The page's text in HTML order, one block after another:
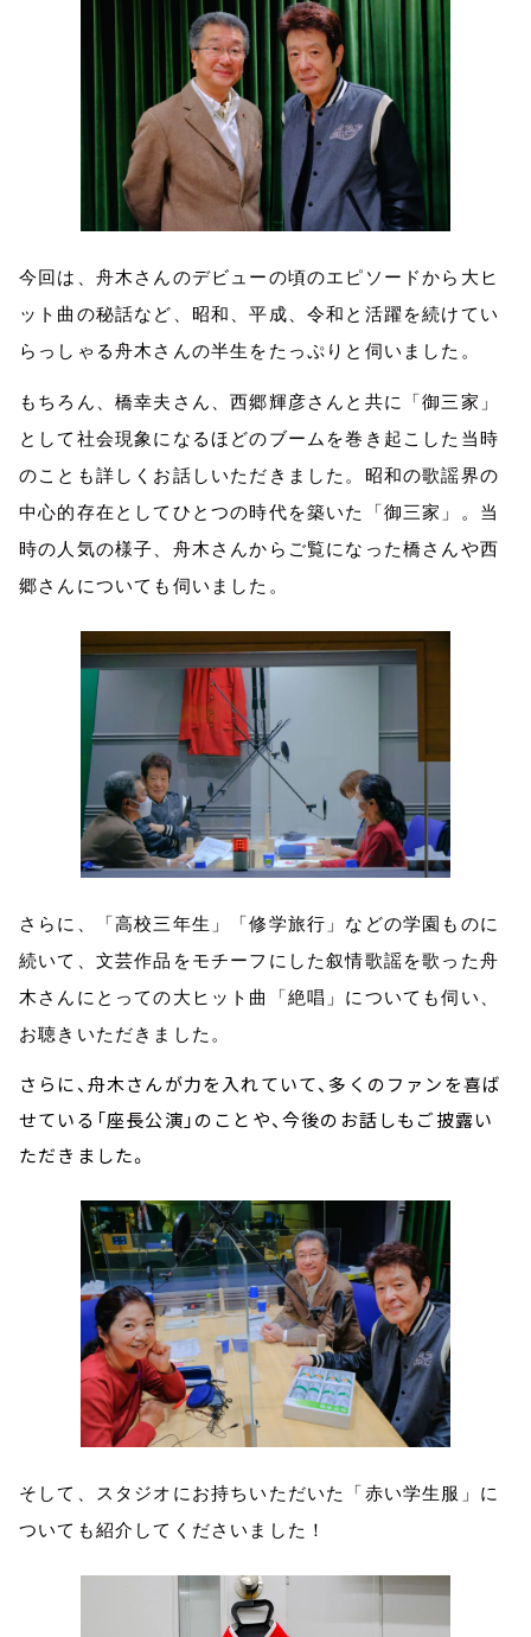
今回は、舟木さんのデビューの頃のエピソードから大ヒ
ット曲の秘話など、昭和、平成、令和と活躍を続けてい
らっしゃる舟木さんの半生をたっぷりと伺いました。
もちろん、橋幸夫さん、西郷輝彦さんと共に「御三家」
として社会現象になるほどのブームを巻き起こした当時
のことも詳しくお話しいただきました。昭和の歌謡界の
中心的存在としてひとつの時代を築いた「御三家」。当
時の人気の様子、舟木さんからご覧になった橋さんや西
郷さんについても伺いました。
さらに、「高校三年生」「修学旅行」などの学園ものに
続いて、文芸作品をモチーフにした叙情歌謡を歌った舟
木さんにとっての大ヒット曲「絶唱」についても伺い、
お聴きいただきました。
さらに、舟木さんが力を入れていて、多くのファンを喜ば
せている「座長公演」のことや、今後のお話しもご披露い
ただきました。
そして、スタジオにお持ちいただいた「赤い学生服」に
ついても紹介してくださいました！